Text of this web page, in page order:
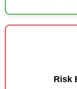
Risk